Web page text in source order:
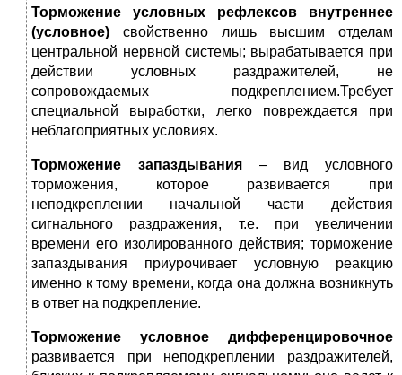
Торможение условных рефлексов внутреннее
(условное) свойственно лишь высшим отделам
центральной нервной системы; вырабатывается при
действии условных раздражителей, не
сопровождаемых подкреплением.Требует
специальной выработки, легко повреждается при
неблагоприятных условиях.
Торможение запаздывания– вид условного
торможения, которое развивается при
неподкреплении начальной части действия
сигнального раздражения, т.е. при увеличении
времени его изолированного действия; торможение
запаздывания приурочивает условную реакцию
именно к тому времени, когда она должна возникнуть
в ответ на подкрепление.
Торможение условное дифференцировочное
развивается при неподкреплении раздражителей,